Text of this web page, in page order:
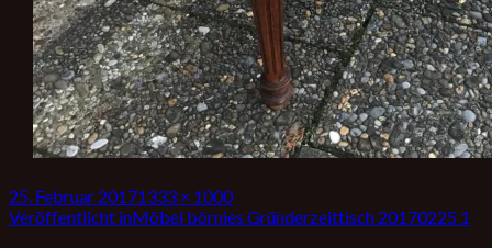
Veröffentlicht
am
25. Februar 2017Volle
Größe
1333 × 1000
Beitrags-
Veröffentlicht inMöbel börnies Gründerzeittisch 20170225 1